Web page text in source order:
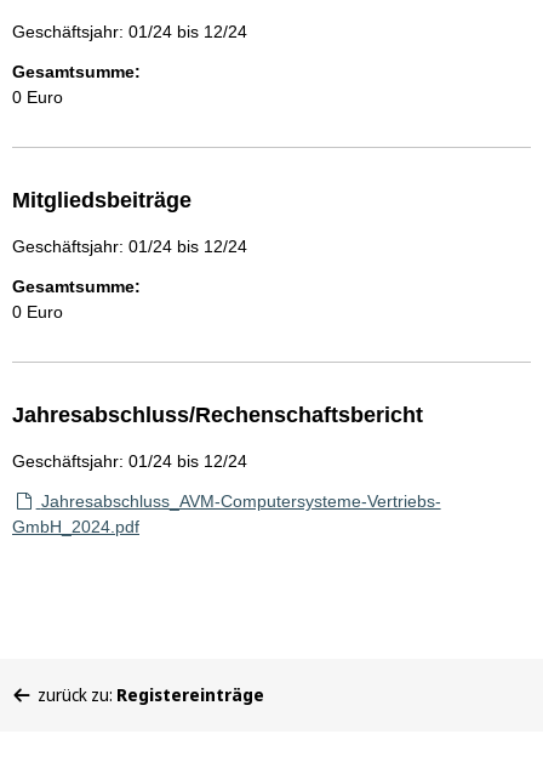
Geschäftsjahr: 01/24 bis 12/24
Gesamtsumme:
0 Euro
Mitgliedsbeiträge
Geschäftsjahr: 01/24 bis 12/24
Gesamtsumme:
0 Euro
Jahresabschluss/Rechenschaftsbericht
Geschäftsjahr: 01/24 bis 12/24
Jahresabschluss_AVM-Computersysteme-Vertriebs-
GmbH_2024.pdf
befinden
zurück zu: Registereinträge